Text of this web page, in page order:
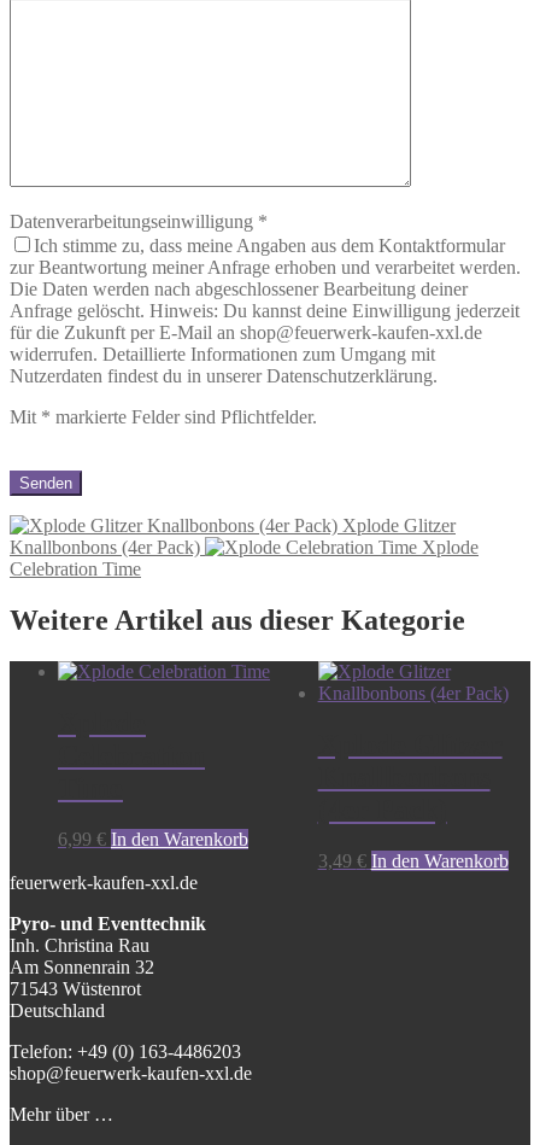
Datenverarbeitungseinwilligung *
Ich stimme zu, dass meine Angaben aus dem Kontaktformular
zur Beantwortung meiner Anfrage erhoben und verarbeitet werden.
Die Daten werden nach abgeschlossener Bearbeitung deiner
Anfrage gelöscht. Hinweis: Du kannst deine Einwilligung jederzeit
für die Zukunft per E-Mail an shop@feuerwerk-kaufen-xxl.de
widerrufen. Detaillierte Informationen zum Umgang mit
Nutzerdaten findest du in unserer Datenschutzerklärung.
Mit * markierte Felder sind Pflichtfelder.
Xplode Glitzer
Knallbonbons (4er Pack)
Xplode
Celebration Time
Weitere Artikel aus dieser Kategorie
6,99 € In den Warenkorb
3,49 € In den Warenkorb
feuerwerk-kaufen-xxl.de
Pyro- und Eventtechnik
Inh. Christina Rau
Am Sonnenrain 32
71543 Wüstenrot
Deutschland
Telefon: +49 (0) 163-4486203
shop@feuerwerk-kaufen-xxl.de
Mehr über …